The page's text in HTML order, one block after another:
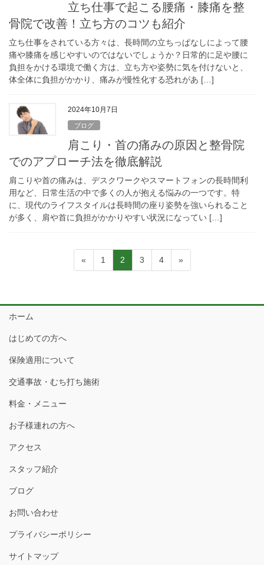
立ち仕事で起こる腰痛・膝痛を整
骨院で改善！立ち方のコツも紹介
立ち仕事をされている方々は、長時間の立ちっぱなしによって腰
痛や膝痛を感じやすいのではないでしょうか？日常的に足や腰に
負担をかける環境で働く方は、立ち方や姿勢に気を付けないと、
体全体に負担がかかり、痛みが慢性化する恐れがあ […]
2024年10月7日
ブログ
肩こり・首の痛みの原因と整骨院
でのアプローチ法を徹底解説
肩こりや首の痛みは、デスクワークやスマートフォンの長時間利
用など、日常生活の中で多くの人が抱える悩みの一つです。特
に、現代のライフスタイルは長時間の座り姿勢を強いられること
が多く、肩や首に負担がかかりやすい状況になってい […]
ペ
ー
ジ
り
«
固
定
1
固
定
2
固
定
3
固
定
4 »
ホーム
はじめての方へ
保険適用について
交通事故・むち打ち施術
料金・メニュー
お子様連れの方へ
アクセス
スタッフ紹介
ブログ
お問い合わせ
プライバシーポリシー
サイトマップ